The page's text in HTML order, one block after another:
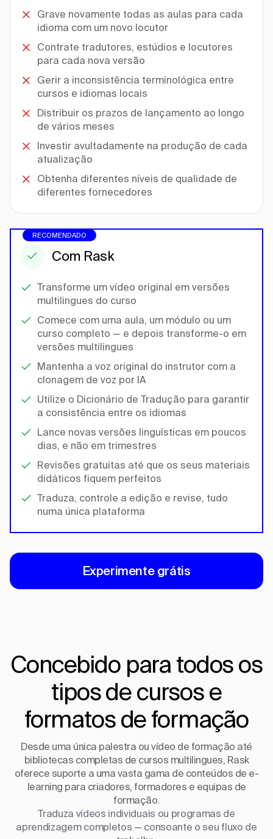
Grave novamente todas as aulas para cada
idioma com um novo locutor
Contrate tradutores, estúdios e locutores
para cada nova versão
Gerir a inconsistência terminológica entre
cursos e idiomas locais
Distribuir os prazos de lançamento ao longo
de vários meses
Investir avultadamente na produção de cada
atualização
Obtenha diferentes níveis de qualidade de
diferentes fornecedores
Com Rask
Transforme um vídeo original em versões
multilingues do curso
Comece com uma aula, um módulo ou um
curso completo — e depois transforme-o em
versões multilingues
Mantenha a voz original do instrutor com a
clonagem de voz por IA
Utilize o Dicionário de Tradução para garantir
a consistência entre os idiomas
Lance novas versões linguísticas em poucos
dias, e não em trimestres
Revisões gratuitas até que os seus materiais
didáticos fiquem perfeitos
Traduza, controle a edição e revise, tudo
numa única plataforma
RECOMENDADO
Experimente grátis
Concebido para todos os
tipos de cursos e
formatos de formação
Desde uma única palestra ou vídeo de formação até
bibliotecas completas de cursos multilingues, Rask
oferece suporte a uma vasta gama de conteúdos de e-
learning para criadores, formadores e equipas de
formação.
Traduza vídeos individuais ou programas de
aprendizagem completos — consoante o seu fluxo de